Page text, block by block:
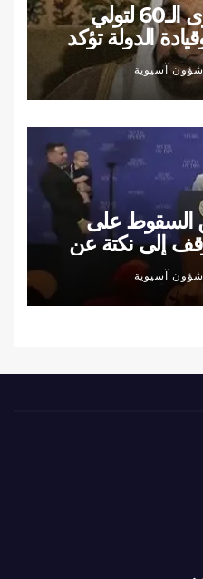
الإمارات تحيي الذكرى الـ60 لتولي
الدولة تؤكد
آسيوية
السقوط على
إلى نكتة عن
شؤون آسيوية